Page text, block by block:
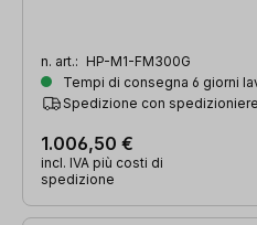
n. art.: HP-M1-FM300G
Tempi di consegna 6 giorni
Spedizione con spedizioniere
1.006,50 €
incl. IVA più costi di
spedizione